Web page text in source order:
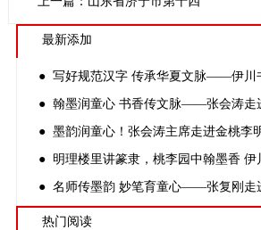
最新添加
热门阅读